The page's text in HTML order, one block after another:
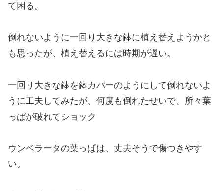
て困る。
倒れないように一回り大きな鉢に植え替えようかと
も思ったが、植え替えるには時期が遅い。
一回り大きな鉢を鉢カバーのようにして倒れないよ
うに工夫してみたが、何度も倒れたせいで、所々葉
っぱが破れてショック
ウンベラータの葉っぱは、丈夫そうで傷つきやす
い。